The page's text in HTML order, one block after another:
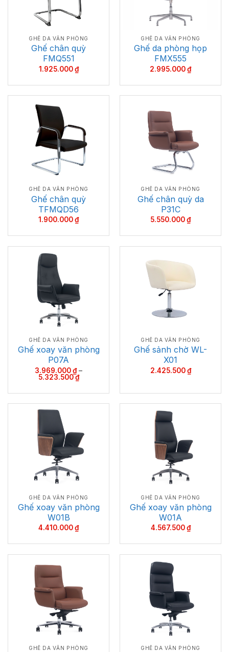
GHẾ DA VĂN PHÒNG
Ghế chân quỳ
FMQ551
1.925.000₫
GHẾ DA VĂN PHÒNG
Ghế da phòng họp
FMX555
2.995.000₫
GHẾ DA VĂN PHÒNG
Ghế chân quỳ
TFMQD56
1.900.000₫
GHẾ DA VĂN PHÒNG
Ghế chân quỳ da
P31C
5.550.000₫
GHẾ DA VĂN PHÒNG
Ghế xoay văn phòng
P07A
3.969.000₫ –
5.323.500₫Khoảng
giá:
đến
GHẾ DA VĂN PHÒNG
Ghế sảnh chờ WL-
X01
2.425.500₫
GHẾ DA VĂN PHÒNG
Ghế xoay văn phòng
W01B
4.410.000₫
GHẾ DA VĂN PHÒNG
Ghế xoay văn phòng
W01A
4.567.500₫
GHẾ DA VĂN PHÒNG GHẾ DA VĂN PHÒNG